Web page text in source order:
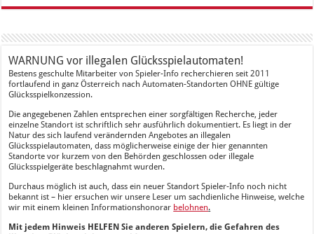
WARNUNG vor illegalen Glücksspielautomaten!
Bestens geschulte Mitarbeiter von Spieler-Info recherchieren seit 2011
fortlaufend in ganz Österreich nach Automaten-Standorten OHNE gültige
Glücksspielkonzession.
Die angegebenen Zahlen entsprechen einer sorgfältigen Recherche, jeder
einzelne Standort ist schriftlich sehr ausführlich dokumentiert. Es liegt in der
Natur des sich laufend verändernden Angebotes an illegalen
Glücksspielautomaten, dass möglicherweise einige der hier genannten
Standorte vor kurzem von den Behörden geschlossen oder illegale
Glücksspielgeräte beschlagnahmt wurden.
Durchaus möglich ist auch, dass ein neuer Standort Spieler-Info noch nicht
bekannt ist – hier ersuchen wir unsere Leser um sachdienliche Hinweise, welche
wir mit einem kleinen Informationshonorar belohnen.
Mit jedem Hinweis HELFEN Sie anderen Spielern, die Gefahren des